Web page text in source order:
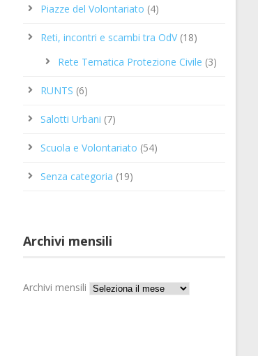
Piazze del Volontariato (4)
Reti, incontri e scambi tra OdV(18)
Rete Tematica Protezione Civile (3)
RUNTS (6)
Salotti Urbani (7)
Scuola e Volontariato (54)
Senza categoria (19)
Archivi mensili
Archivi mensili